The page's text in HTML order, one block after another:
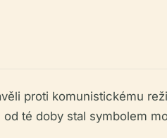
proti komunistickému
té doby stal symbolem